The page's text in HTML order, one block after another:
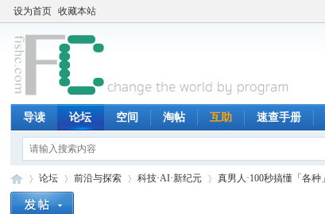
设为首页 收藏本站
导读 论坛 空间 淘帖 互助 速查手册
论坛 前沿与探索 科技·AI·新纪元 真男人·100秒搞懂「各种